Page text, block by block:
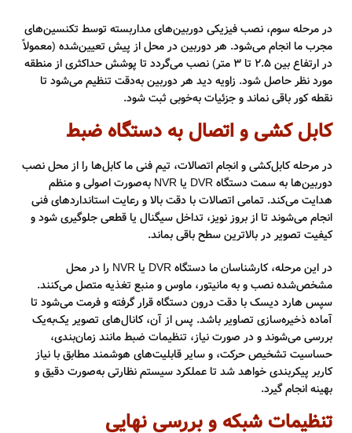
در مرحله سوم، نصب فیزیکی دوربین‌های مداربسته توسط تکنسین‌های
مجرب ما انجام می‌شود. هر دوربین در محل از پیش تعیین‌شده (معمولاً
در ارتفاع بین ۲.۵ تا ۳ متر) نصب می‌گردد تا پوشش حداکثری از منطقه
مورد نظر حاصل شود. زاویه دید هر دوربین به‌دقت تنظیم می‌شود تا
نقطه‌ کور باقی نماند و جزئیات به‌خوبی ثبت شود.
کابل کشی و اتصال به دستگاه ضبط
در مرحله کابل‌کشی و انجام اتصالات، تیم فنی ما کابل‌ها را از محل نصب
دوربین‌ها به سمت دستگاه DVR یا NVR به‌صورت اصولی و منظم
هدایت می‌کند. تمامی اتصالات با دقت بالا و رعایت استانداردهای فنی
انجام می‌شوند تا از بروز نویز، تداخل سیگنال یا قطعی جلوگیری شود و
کیفیت تصویر در بالاترین سطح باقی بماند.
در این مرحله، کارشناسان ما دستگاه DVR یا NVR را در محل
مشخص‌شده نصب و به مانیتور، ماوس و منبع تغذیه متصل می‌کنند.
سپس هارد دیسک با دقت درون دستگاه قرار گرفته و فرمت می‌شود تا
آماده ذخیره‌سازی تصاویر باشد. پس از آن، کانال‌های تصویر یک‌به‌یک
بررسی می‌شوند و در صورت نیاز، تنظیمات ضبط مانند زمان‌بندی،
حساسیت تشخیص حرکت، و سایر قابلیت‌های هوشمند مطابق با نیاز
کاربر پیکربندی خواهد شد تا عملکرد سیستم نظارتی به‌صورت دقیق و
بهینه انجام گیرد.
تنظیمات شبکه و بررسی نهایی